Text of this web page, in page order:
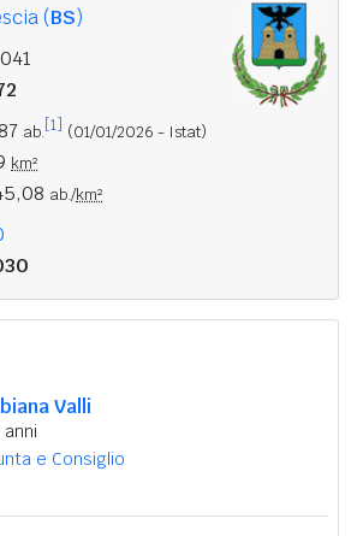
(BS)
ab. [1] (01/01/2026 - Istat)
km²
ab./km²
Valli
e Consiglio